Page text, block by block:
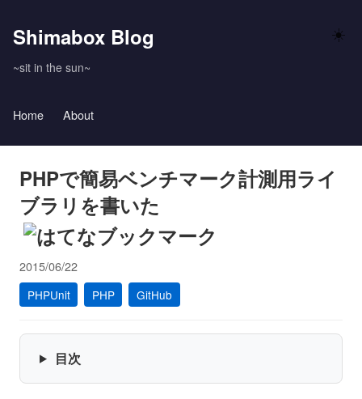
Shimabox Blog
~sit in the sun~
☀️
Home About
PHPで簡易ベンチマーク計測用ライ
ブラリを書いた
2015/06/22
PHPUnit PHP GitHub
目次